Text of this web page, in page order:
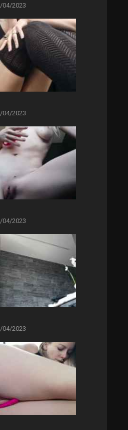
04/2023
04/2023
04/2023
04/2023